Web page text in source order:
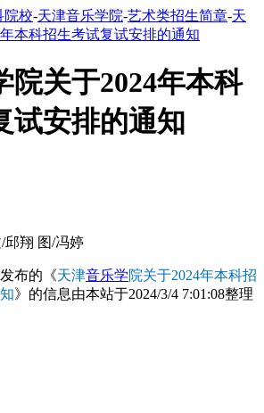
院校-天津音乐学院-艺术类招生简章-天
本科招生考试复试安排的通知
院关于2024年本科
试安排的通知
邱翔 图/冯婷
布的《天津音乐学院关于2024年本科招
》的信息由本站于2024/3/4 7:01:08整理